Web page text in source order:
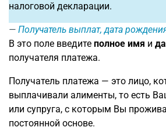
налоговой декларации.
Получатель выплат, дата
В это поле введите полное имя и
получателя платежа.
Получатель платежа — это лицо,
выплачивали алименты, то есть
или супруга, с которым Вы
постоянной основе.